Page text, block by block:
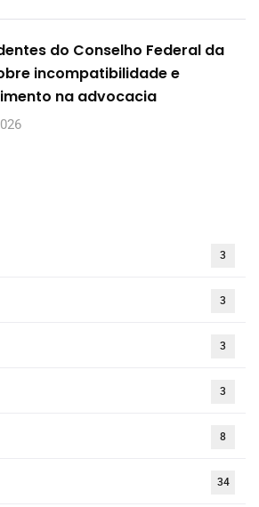
do Conselho Federal da
incompatibilidade e
na advocacia
3
3
3
3
8
34